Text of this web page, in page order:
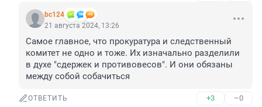
bc124
21 августа 2024, 13:26
Самое главное, что прокуратура и следственный
комитет не одно и тоже. Их изначально разделили
в духе "сдержек и противовесов". И они обязаны
между собой собачиться
ОТВЕТИТЬ +3 –0